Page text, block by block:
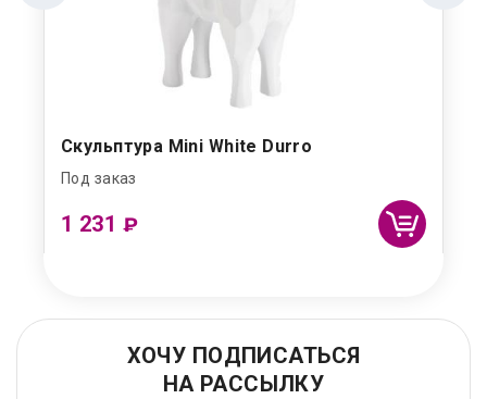
Скульптура Mini White Durro
Под заказ
1 231 ₽
ХОЧУ ПОДПИСАТЬСЯ
НА РАССЫЛКУ